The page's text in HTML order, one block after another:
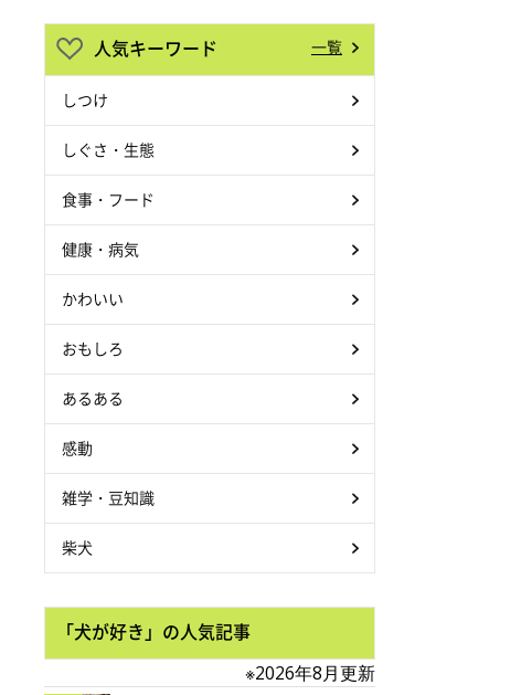
人気キーワード 一覧
しつけ
しぐさ・生態
食事・フード
健康・病気
かわいい
おもしろ
あるある
感動
雑学・豆知識
柴犬
「犬が好き」の人気記事
※2026年8月更新